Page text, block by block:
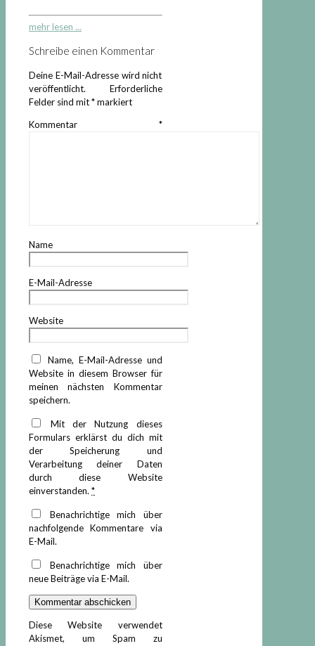
mehr lesen ...
Schreibe einen Kommentar
Deine E-Mail-Adresse wird nicht
veröffentlicht.
Erforderliche
Felder sind mit*markiert
Kommentar *
Name
E-Mail-Adresse
Website
Name, E-Mail-Adresse und
Website in diesem Browser für
meinen nächsten Kommentar
speichern.
Mit der Nutzung dieses
Formulars erklärst du dich mit
der Speicherung und
Verarbeitung deiner Daten
durch diese Website
einverstanden. *
Benachrichtige mich über
nachfolgende Kommentare via
E-Mail.
Benachrichtige mich über
neue Beiträge via E-Mail.
Diese Website verwendet
Akismet, um Spam zu